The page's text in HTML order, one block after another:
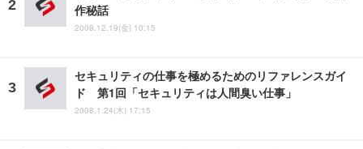
作秘話
2008.12.19(金) 10:15
セキュリティの仕事を極めるためのリファレンスガイ
ド 第1回「セキュリティは人間臭い仕事」
2008.1.24(木) 17:15